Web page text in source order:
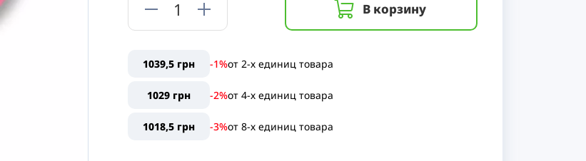
В корзину
1039,5 грн -1%от 2-х единиц товара
1029 грн -2%от 4-х единиц товара
1018,5 грн -3%от 8-х единиц товара